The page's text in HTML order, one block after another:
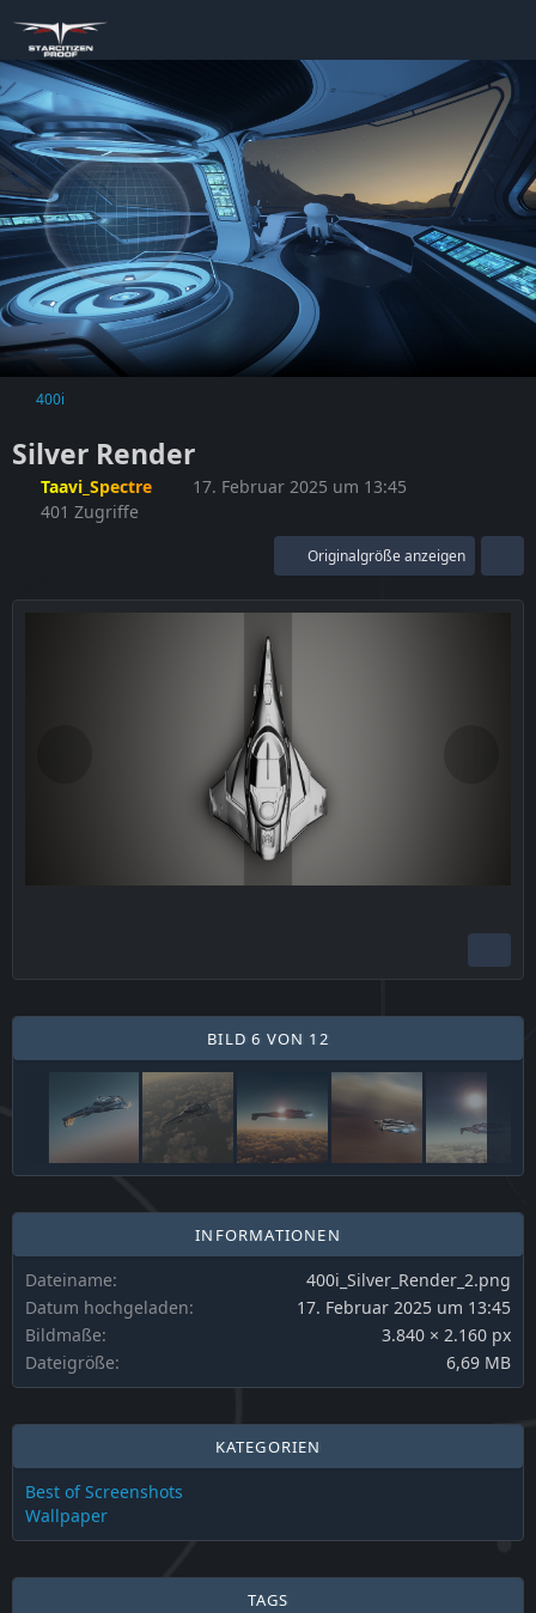
400i
Silver Render
Taavi_Spectre
17. Februar 2025 um 13:45
401 Zugriffe
Originalgröße anzeigen
BILD 6 VON 12
INFORMATIONEN
Dateiname
400i_Silver_Render_2.png
Datum hochgeladen
17. Februar 2025 um 13:45
Bildmaße
3.840 × 2.160 px
Dateigröße
6,69 MB
KATEGORIEN
Best of Screenshots
Wallpaper
TAGS